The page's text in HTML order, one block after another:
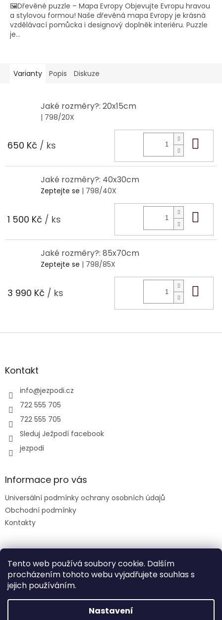
Tento web používá soubory cookie. Dalším
procházením tohoto webu vyjadřujete souhlas s
jejich používáním.
Nastavení
slevový kód: DENDETI
🖼️Dřevěné puzzle – Mapa Evropy Objevujte Evropu hravou
a stylovou formou! Naše dřevěná mapa Evropy je krásná
vzdělávací pomůcka i designový doplněk interiéru. Puzzle
je...
Varianty Popis Diskuze
Jaké rozměry?: 20x15cm
| 798/20X
650 Kč / ks
Jaké rozměry?: 40x30cm
Zeptejte se | 798/40X
1 500 Kč / ks
Jaké rozměry?: 85x70cm
Zeptejte se | 798/85X
3 990 Kč / ks
Z
aKontakt
info@jezpodi.cz
722 555 705
722 555 705
Sleduj Ježpodí facebook
jezpodi
Informace pro vás
Universální podmínky ochrany osobních údajů
Obchodní podmínky
Kontakty
Facebook
Vytvořil Shoptet